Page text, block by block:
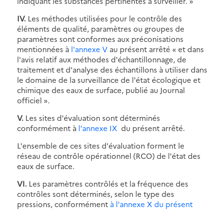
IV. Les méthodes utilisées pour le contrôle des
éléments de qualité, paramètres ou groupes de
paramètres sont conformes aux préconisations
mentionnées à l'annexe V au présent arrêté « et dans
l'avis relatif aux méthodes d'échantillonnage, de
traitement et d'analyse des échantillons à utiliser dans
le domaine de la surveillance de l'état écologique et
chimique des eaux de surface, publié au Journal
officiel ».
V. Les sites d'évaluation sont déterminés
conformément à l'annexe IX du présent arrêté.
L'ensemble de ces sites d'évaluation forment le
réseau de contrôle opérationnel (RCO) de l'état des
eaux de surface.
VI. Les paramètres contrôlés et la fréquence des
contrôles sont déterminés, selon le type des
pressions, conformément à l'annexe X du présent